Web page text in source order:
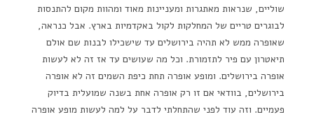
שוליים, שנראות מאתגרות ומעניינות מאוד ומהוות מקום להתנסות
לבוגרים טריים של המחלקות לקול באקדמיות בארץ. אבל כנראה,
שאופרה ממש לא תהיה בירושלים עד שישכילו לבנות שם אולם
תיאטרון עם פיר לתזמורת. וכל מה שעושים עד אז זה לא לעשות
אופרה בירושלים. ומופע אופרה תחת כיפת השמים זה לא אופרה
בירושלים, בוודאי אם זו רק אופרה אחת בשנה שמועלית בדיוק
פעמיים. וזה עוד לפני שהתחלתי לדבר על למה לעשות מופע אופרה